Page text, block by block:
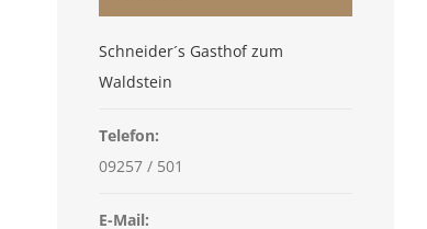
Schneider´s Gasthof zum
Waldstein
Telefon:
09257 / 501
E-Mail: